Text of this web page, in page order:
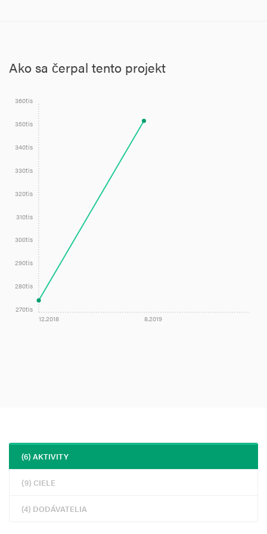
Ako sa čerpal tento projekt
12.2018 8.2019
270tis
280tis
290tis
300tis
310tis
320tis
330tis
340tis
350tis
360tis
(6) AKTIVITY
(9) CIELE
(4) DODÁVATELIA